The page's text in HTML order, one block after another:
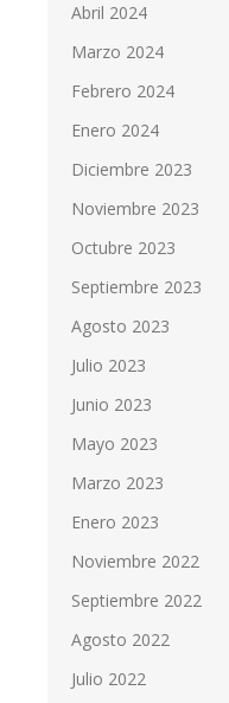
Abril 2024
Marzo 2024
Febrero 2024
Enero 2024
Diciembre 2023
Noviembre 2023
Octubre 2023
Septiembre 2023
Agosto 2023
Julio 2023
Junio 2023
Mayo 2023
Marzo 2023
Enero 2023
Noviembre 2022
Septiembre 2022
Agosto 2022
Julio 2022